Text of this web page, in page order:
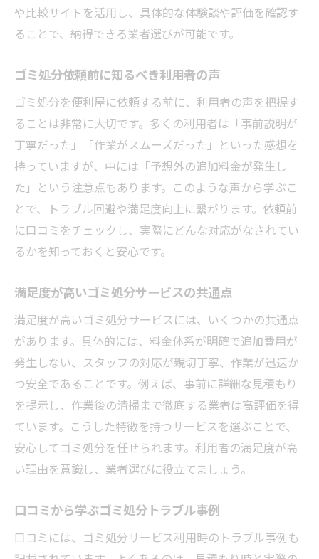
や比較サイトを活用し、具体的な体験談や評価を確認す
ることで、納得できる業者選びが可能です。
ゴミ処分依頼前に知るべき利用者の声
ゴミ処分を便利屋に依頼する前に、利用者の声を把握す
ることは非常に大切です。多くの利用者は「事前説明が
丁寧だった」「作業がスムーズだった」といった感想を
持っていますが、中には「予想外の追加料金が発生し
た」という注意点もあります。このような声から学ぶこ
とで、トラブル回避や満足度向上に繋がります。依頼前
に口コミをチェックし、実際にどんな対応がなされてい
るかを知っておくと安心です。
満足度が高いゴミ処分サービスの共通点
満足度が高いゴミ処分サービスには、いくつかの共通点
があります。具体的には、料金体系が明確で追加費用が
発生しない、スタッフの対応が親切丁寧、作業が迅速か
つ安全であることです。例えば、事前に詳細な見積もり
を提示し、作業後の清掃まで徹底する業者は高評価を得
ています。こうした特徴を持つサービスを選ぶことで、
安心してゴミ処分を任せられます。利用者の満足度が高
い理由を意識し、業者選びに役立てましょう。
口コミから学ぶゴミ処分トラブル事例
口コミには、ゴミ処分サービス利用時のトラブル事例も